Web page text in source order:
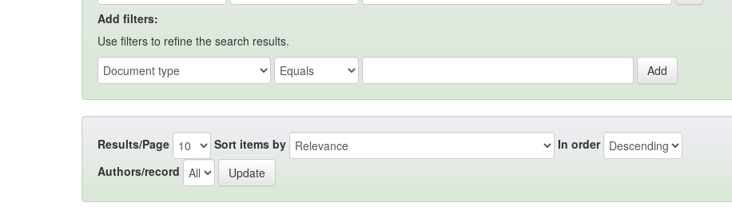
Add filters:
Use filters to refine the search results.
Results/Page Sort items by
In order
Authors/record